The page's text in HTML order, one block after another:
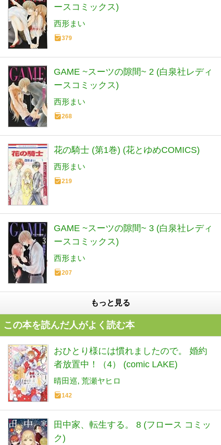
ースコミックス)
西形まい
379
GAME ~スーツの隙間~ 2 (白泉社レディ
ースコミックス)
西形まい
268
花の騎士 (第1巻) (花とゆめCOMICS)
西形まい
219
GAME ~スーツの隙間~ 3 (白泉社レディ
ースコミックス)
西形まい
207
もっと見る
この本を読んだ人がよく読む本
おひとり様には慣れましたので。 婚約
者放置中！（4） (comic LAKE)
晴田巡 荒瀬ヤヒロ
142
田中家、転生する。 8 (フロース コミッ
ク)